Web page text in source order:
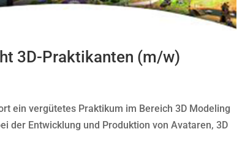
3D-Praktikanten (m/w)
ein vergütetes Praktikum im Bereich 3D Modeling
der Entwicklung und Produktion von Avataren, 3D